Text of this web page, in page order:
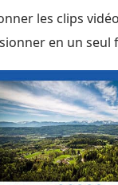
les clips
en un seul